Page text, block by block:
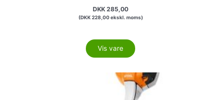
DKK 285,00
(DKK228,00ekskl. moms)
Vis vare